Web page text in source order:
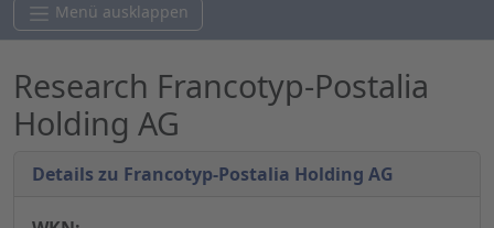
Menü ausklappen
Research Francotyp-Postalia
Holding AG
Details zu Francotyp-Postalia Holding AG